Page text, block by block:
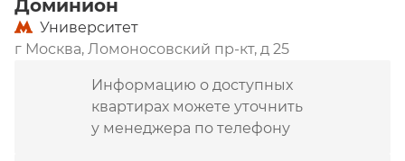
Доминион
Университет
г Москва, Ломоносовский пр-кт, д 25
Информацию о доступных
квартирах можете уточнить
у менеджера по телефону